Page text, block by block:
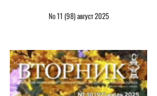
№ 11 (98) август 2025